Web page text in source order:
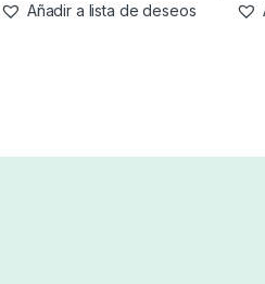
Añadir a lista de deseos